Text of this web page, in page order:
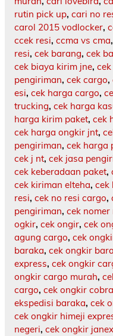
rutin pick up, cari no
carol 2015 vodlocker,
ccek resi, ccma vs cma,
resi, cek barang, cek
cek biaya kirim jne,
pengiriman, cek cargo,
esi, cek harga cargo,
trucking, cek harga
harga kirim paket, cek
cek harga ongkir jnt,
pengiriman, cek harga
cek j nt, cek jasa
cek keberadaan paket,
cek kiriman elteha, cek
resi, cek no resi cargo,
pengiriman, cek nomer
ogkir, cek ongir, cek
agung cargo, cek
baraka, cek ongkir
express, cek ongkir
ongkir cargo murah,
cargo, cek ongkir cobra
ekspedisi baraka, cek
cek ongkir himeji
negeri, cek ongkir janex